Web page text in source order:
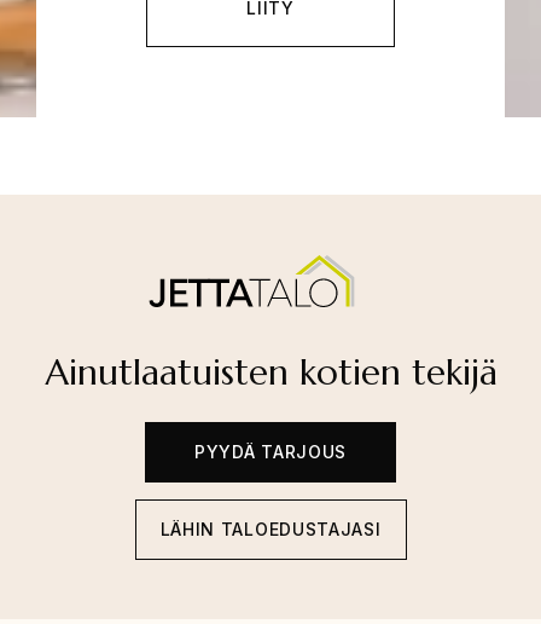
Ainutlaatuisten kotien tekijä
PYYDÄ TARJOUS
LÄHIN TALOEDUSTAJASI